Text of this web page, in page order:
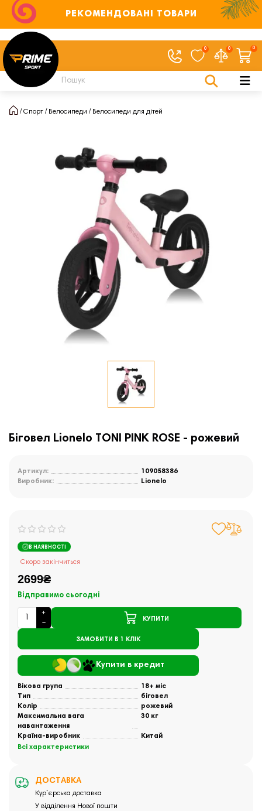
РЕКОМЕНДОВАНІ ТОВАРИ
0 0 0
Спорт Велосипеди Велосипеди для дітей
Біговел Lionelo TONI PINK ROSE - рожевий
Артикул:
109058386
Виробник:
Lionelo
В НАЯВНОСТІ
Скоро закінчиться
2699₴
Відправимо сьогодні
КУПИТИ
ЗАМОВИТИ В 1 КЛІК
Купити в кредит
Вікова група
18+ міс
Тип
біговел
Колір
рожевий
Максимальна вага
навантаження
30 кг
Країна-виробник
Китай
Всі характеристики
ДОСТАВКА
Кур`єрська доставка
У відділення Нової пошти